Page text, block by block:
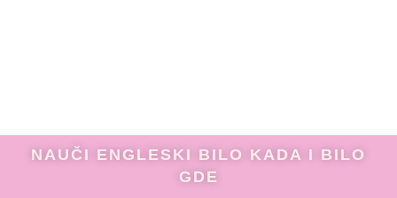
NAUČI ENGLESKI BILO KADA I BILO
GDE